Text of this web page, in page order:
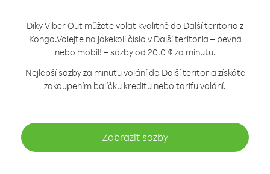
Díky Viber Out můžete volat kvalitně do Další teritoria z
Kongo.Volejte na jakékoli číslo v Další teritoria – pevná
nebo mobil! – sazby od 20.0 ¢ za minutu.
Nejlepší sazby za minutu volání do Další teritoria získáte
zakoupením balíčku kreditu nebo tarifu volání.
Zobrazit sazby